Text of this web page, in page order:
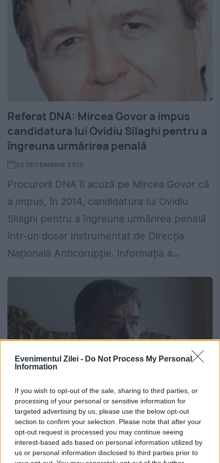
Evenimentul Zilei - Do Not Process My Personal
Information
If you wish to opt-out of the sale, sharing to third parties, or
processing of your personal or sensitive information for
targeted advertising by us, please use the below opt-out
section to confirm your selection. Please note that after your
opt-out request is processed you may continue seeing
interest-based ads based on personal information utilized by
us or personal information disclosed to third parties prior to
Referat DNA: Mircea Govor a impus
candidatura lui Ovidiu Silaghi pentru a
îngreuna urmărirea penală
23 DECEMBRIE 2015
Procurorii DNA îl acuză pe Mircea Govor că
a impus, în 2014, candidatura lui Ovidiu
Silaghi pentru a îngreuna urmărirea penală
într-un dosar instrumentat de Direcția
Națională Anticorupție. Informația a...
Judecătorii ICCJ decid astazi dacă
Mircea Govor îl așteaptă pe Moș
Crăciun în arest sau acasă